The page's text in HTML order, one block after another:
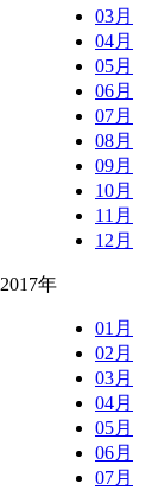
03月
04月
05月
06月
07月
08月
09月
10月
11月
12月
2017年
01月
02月
03月
04月
05月
06月
07月